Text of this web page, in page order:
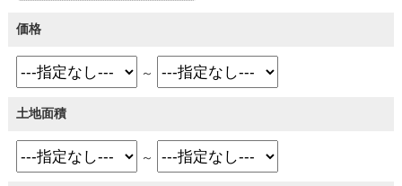
価格
～
土地面積
～